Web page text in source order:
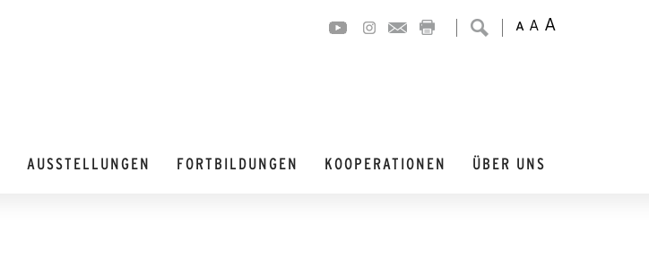
A A A
AUSSTELLUNGEN FORTBILDUNGEN KOOPERATIONEN ÜBER UNS